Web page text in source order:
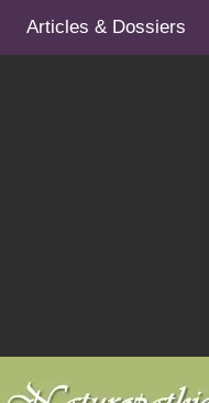
Articles & Dossiers